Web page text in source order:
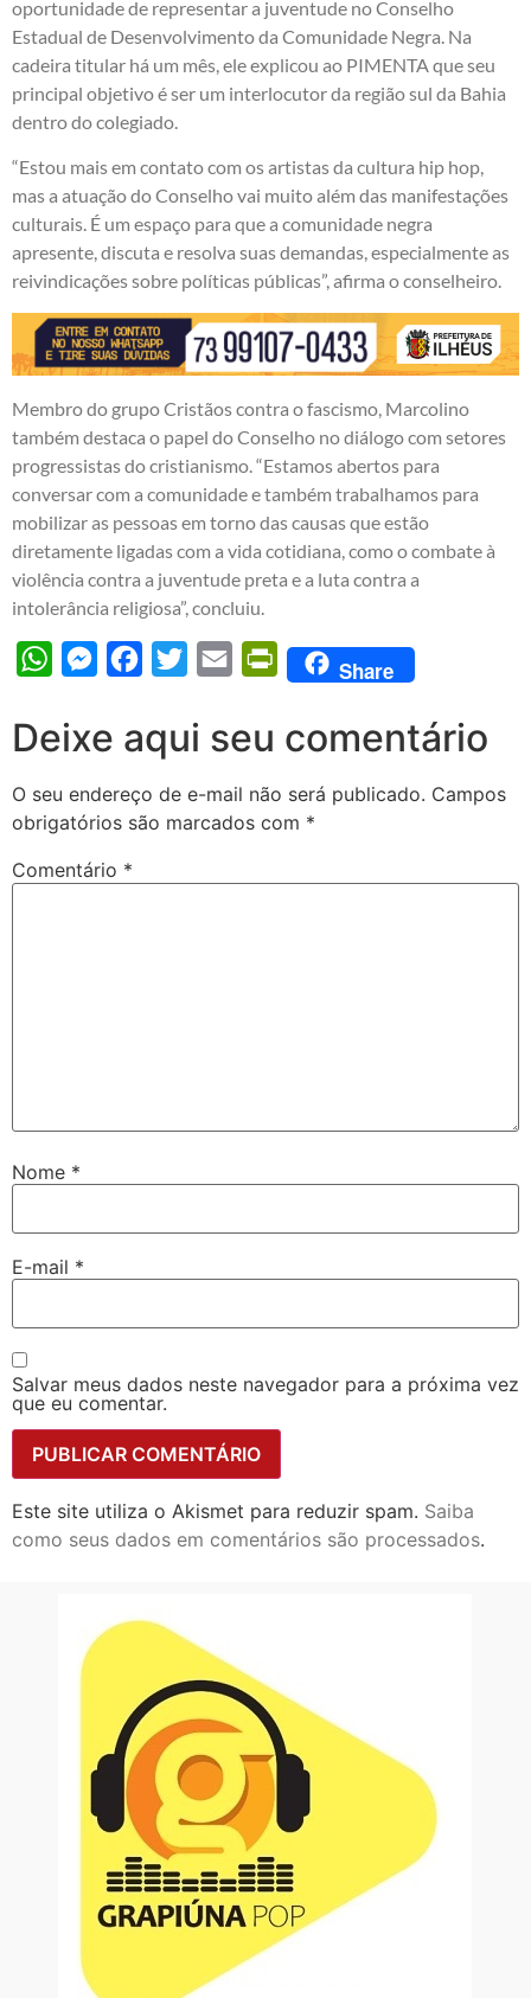
oportunidade de representar a juventude no Conselho
Estadual de Desenvolvimento da Comunidade Negra. Na
cadeira titular há um mês, ele explicou ao PIMENTA que seu
principal objetivo é ser um interlocutor da região sul da Bahia
dentro do colegiado.
“Estou mais em contato com os artistas da cultura hip hop,
mas a atuação do Conselho vai muito além das manifestações
culturais. É um espaço para que a comunidade negra
apresente, discuta e resolva suas demandas, especialmente as
reivindicações sobre políticas públicas”, afirma o conselheiro.
Membro do grupo Cristãos contra o fascismo, Marcolino
também destaca o papel do Conselho no diálogo com setores
progressistas do cristianismo. “Estamos abertos para
conversar com a comunidade e também trabalhamos para
mobilizar as pessoas em torno das causas que estão
diretamente ligadas com a vida cotidiana, como o combate à
violência contra a juventude preta e a luta contra a
intolerância religiosa”, concluiu.
WhatsAppMessengerFacebook
Twitter Email PrintFriendly
Share
Deixe aqui seu comentário
O seu endereço de e-mail não será publicado. Campos
obrigatórios são marcados com *
Comentário *
Nome *
E-mail *
Salvar meus dados neste navegador para a próxima vez
que eu comentar.
Este site utiliza o Akismet para reduzir spam. Saiba
como seus dados em comentários são processados.